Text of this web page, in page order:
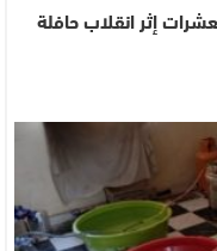
العشرات إثر انقلاب حافلة